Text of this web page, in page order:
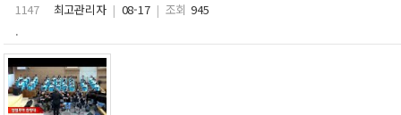
1147 최고관리자 | 08-17 | 조회 945
.